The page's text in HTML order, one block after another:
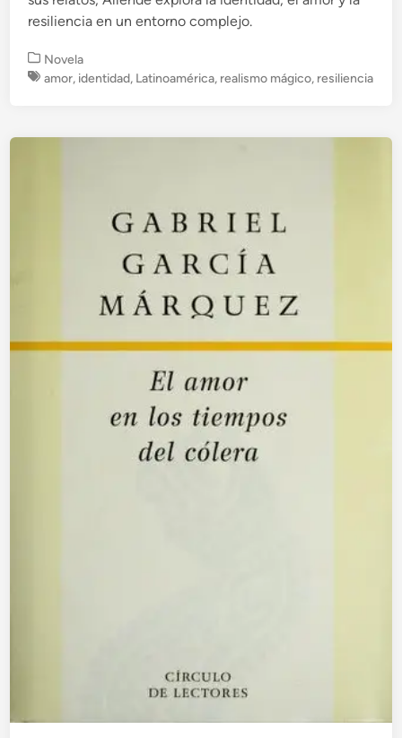
resiliencia en un entorno complejo.
P
u
i
Novela
amor, identidad, Latinoamérica, realismo mágico, resiliencia